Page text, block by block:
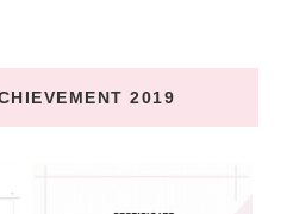
2019